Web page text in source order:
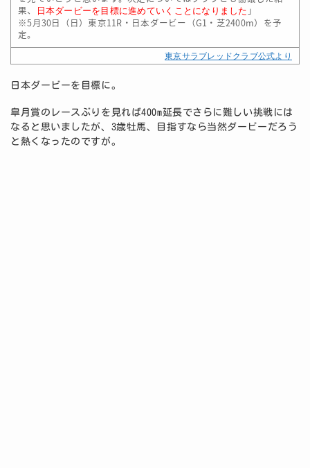
果、
日本ダービーを目標に進めていくことになりました 」
※5月30日（日）東京11R・日本ダービー（G1・芝2400m）を予
定。
東京サラブレッドクラブ公式より
日本ダービーを目標に。
皐月賞のレースぶりを見れば400m延長でさらに難しい挑戦には
なると思いましたが、3歳牡馬、目指すなら当然ダービーだろう
と熱くなったのですが。